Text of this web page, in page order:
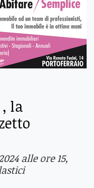
, la
alle ore 15,